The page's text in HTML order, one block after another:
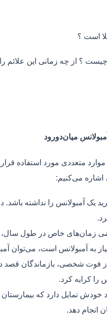
است ؟
؟ از چه زمانی این علائم
میان‌دورود
موارد متعددی مورد استفاده
اشاره می‌کنیم:
آمبولانس را نداشته باشد.
زمان‌های خاص در طول
به آمبولانس است، می‌توان
فوت شخصی، بازماندگان قصد
را کرایه کرد.
تمایل دارد که
انجام دهد.